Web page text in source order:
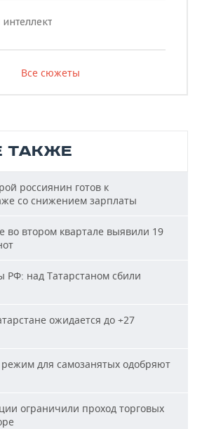
Все сюжеты
ТАКЖЕ
россиянин готов к
со снижением зарплаты
во втором квартале выявили 19
над Татарстаном сбили
ожидается до +27
для самозанятых одобряют
ограничили проход торговых